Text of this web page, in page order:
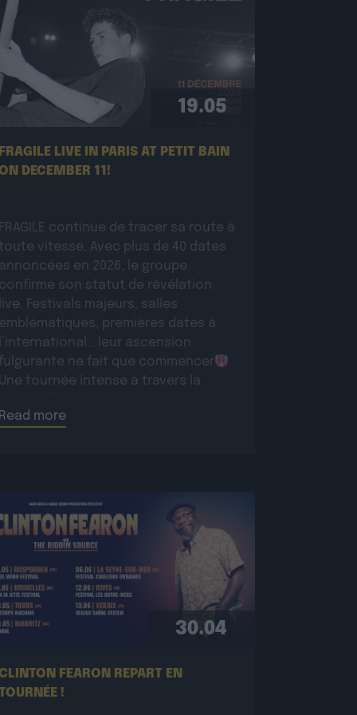
19.05
FRAGILE LIVE IN PARIS AT PETIT BAIN
DECEMBER 11!
FRAGILE continue de tracer sa route à
toute vitesse. Avec plus de 40 dates
annoncées en 2026, le groupe
confirme son statut de révélation
live. Festivals majeurs, salles
emblématiques, premières dates à
l’international… leur ascension
fulgurante ne fait que commencer
Une tournée intense à travers la
conquérir un […]
Read more
30.04
CLINTON FEARON REPART EN
!